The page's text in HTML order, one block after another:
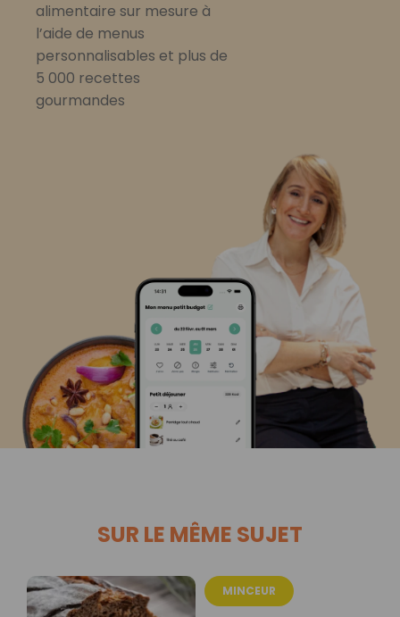
alimentaire sur mesure à
l’aide de menus
personnalisables et plus de
5 000 recettes
gourmandes
SUR LE MÊME SUJET
MINCEUR